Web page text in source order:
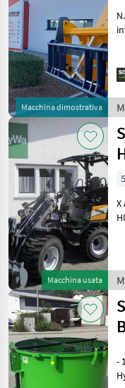
MARKETPLACE
Marketplace
Offerte
rivenditori
Macchina dimostrativa
N.
Macchina usata
X
-